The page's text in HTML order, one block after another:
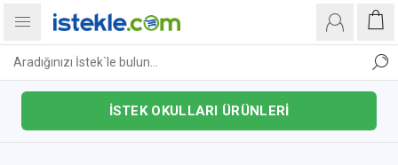
İSTEK OKULLARI ÜRÜNLERİ